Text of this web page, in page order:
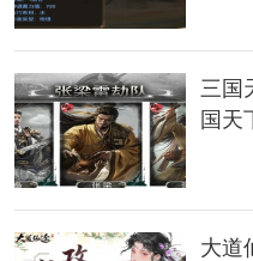
如鸢手游和代号鸢的账号
同地区的服务器。代号鸢
要重新注册一个新的账号
数据，也不支持迁移。
也就是说，如鸢和代号鸢
游戏。
三国
国天
大道